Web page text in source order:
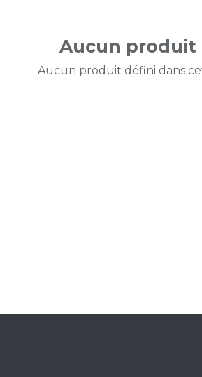
Aucun produit
Aucun produit défini dans